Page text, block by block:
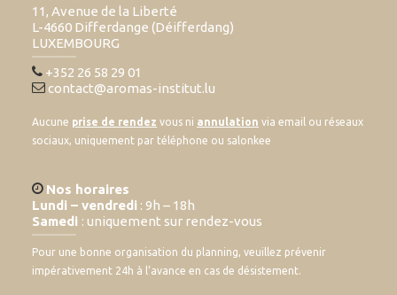
11, Avenue de la Liberté
L-4660 Differdange (Déifferdang)
LUXEMBOURG
+352 26 58 29 01
contact@aromas-institut.lu
Aucune prise de rendez vous ni annulation via email ou réseaux
sociaux, uniquement par téléphone ou salonkee
Nos horaires
Lundi – vendredi : 9h – 18h
Samedi : uniquement sur rendez-vous
Pour une bonne organisation du planning, veuillez prévenir
impérativement 24h à l’avance en cas de désistement.